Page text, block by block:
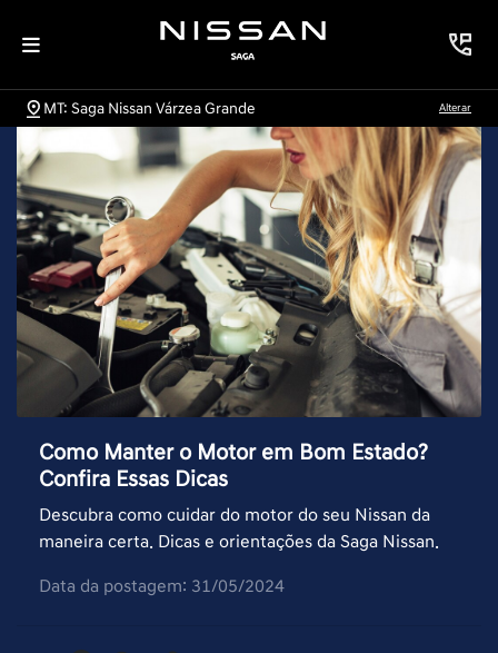
MT: Saga Nissan Várzea Grande Alterar
Como Manter o Motor em Bom Estado?
Confira Essas Dicas
Descubra como cuidar do motor do seu Nissan da
maneira certa. Dicas e orientações da Saga Nissan.
Data da postagem: 31/05/2024